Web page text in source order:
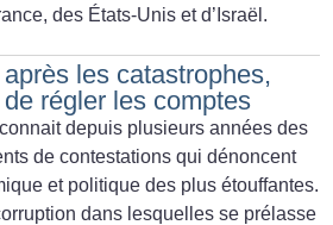
des États-Unis et d’Israël.
les catastrophes,
de régler les comptes
depuis plusieurs années des
de contestations qui dénoncent
et politique des plus étouffantes.
dans lesquelles se prélasse